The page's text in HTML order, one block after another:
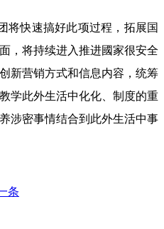
将快速搞好此项过程，拓展国
，将持续进入推进國家很安全
新营销方式和信息内容，统筹
学此外生活中化化、制度的重
涉密事情结合到此外生活中事
条